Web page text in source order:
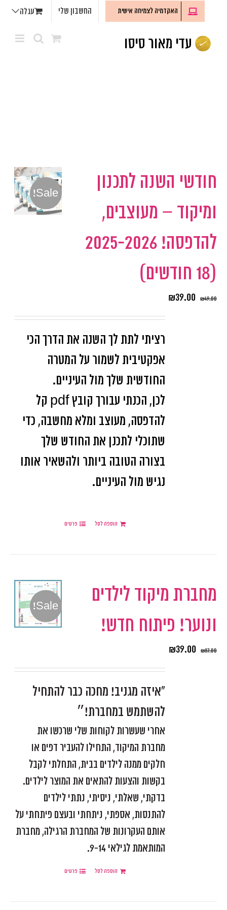
האקדמיה לצמיחה אישית החשבון שלי עגלה
Sale!
חודשי השנה לתכנון
ומיקוד – מעוצבים,
להדפסה! 2025-2026
(18 חודשים)
₪49.00
₪39.00
רציתי לתת לך השנה את הדרך הכי
אפקטיבית לשמור על המטרה
החודשית שלך מול העיניים.
לכן, הכנתי עבורך קובץ pdf קל
להדפסה, מעוצב ומלא מחשבה, כדי
שתוכלי לתכנן את החודש שלך
בצורה הטובה ביותר ולהשאיר אותו
נגיש מול העיניים.
הוספה לסל פרטים
Sale!
מחברת מיקוד לילדים
ונוער! פיתוח חדש!
₪87.00
₪39.00
"איזה מגניב! מחכה כבר להתחיל
להשתמש במחברת!״
אחרי שעשרות לקוחות שלי שרכשו את
מחברת המיקוד, התחילו להעביר דפים או
חלקים ממנה לילדים בבית, התחלתי לקבל
בקשות והצעות להתאים את המוצר לילדים.
בדקתי, שאלתי, ניסיתי, נתתי לילדים
להתנסות, אספתי, ניתחתי ובעצם פיתחתי על
אותם העקרונות של המחברת הרגילה, מחברת
המותאמת לגילאי 9-14.
הוספה לסל פרטים